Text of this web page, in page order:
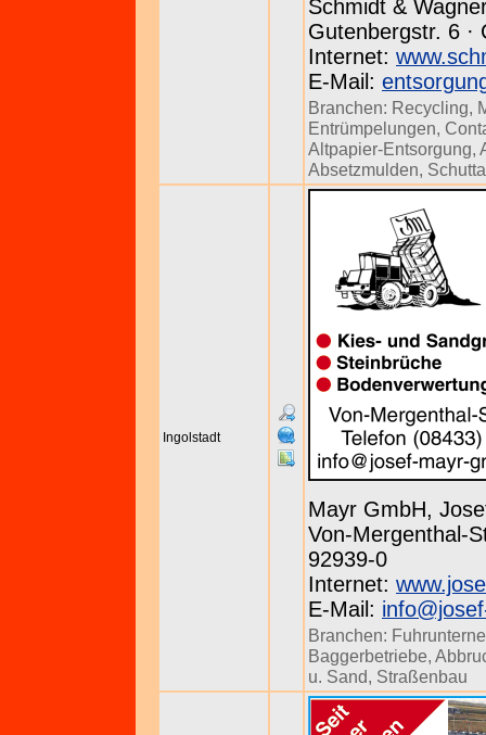
Schmidt &
Gutenbergstr. 6 ·
Internet:
E-Mail:
Branchen: Recycling,
Entrümpelungen,
Altpapier-Entsorgung,
Absetzmulden,
Ingolstadt
Mayr GmbH,
Von-Mergenthal-
92939-0
Internet:
E-Mail:
Branchen:
Baggerbetriebe,
u. Sand, Straßenbau